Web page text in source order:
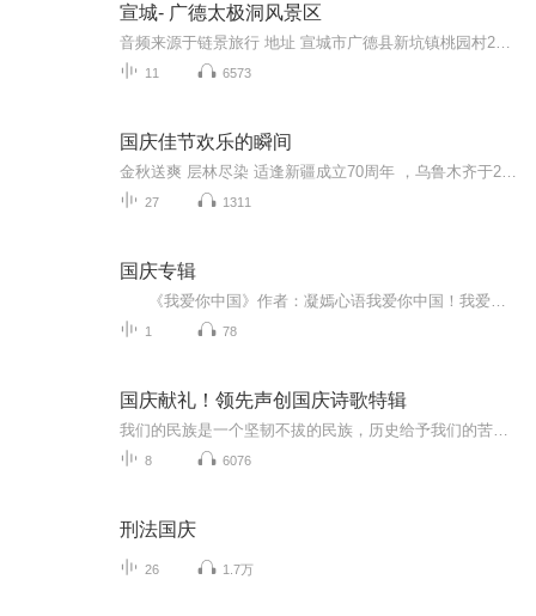
宣城- 广德太极洞风景区
11 6573
国庆佳节欢乐的瞬间
27 1311
国庆专辑
1 78
国庆献礼！领先声创国庆诗歌特辑
8 6076
刑法国庆
26 1.7万